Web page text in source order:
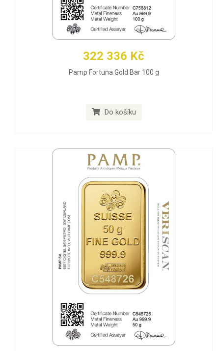
322 336 Kč
Pamp Fortuna Gold Bar 100 g
Do košíku